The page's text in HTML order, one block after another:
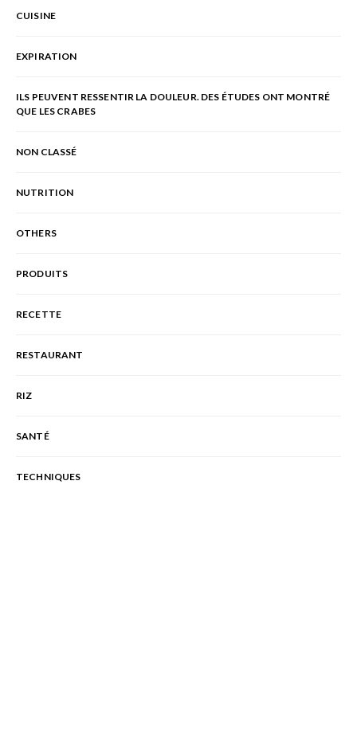
CUISINE
EXPIRATION
ILS PEUVENT RESSENTIR LA DOULEUR. DES ÉTUDES ONT MONTRÉ
QUE LES CRABES
NON CLASSÉ
NUTRITION
OTHERS
PRODUITS
RECETTE
RESTAURANT
RIZ
SANTÉ
TECHNIQUES